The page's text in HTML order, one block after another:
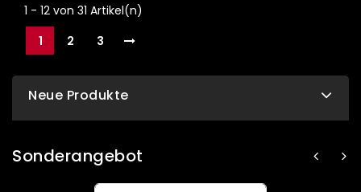
1 - 12 von 31 Artikel(n)
1
2 3
Neue Produkte
Sonderangebot